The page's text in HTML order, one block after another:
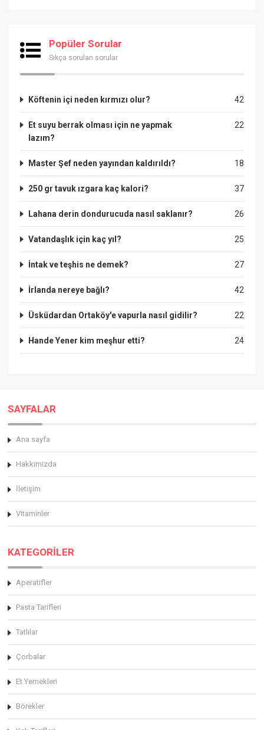
Popüler Sorular
Sıkça sorulan sorular
42
Köftenin içi neden kırmızı olur?
22
Et suyu berrak olması için ne yapmak
lazım?
18
Master Şef neden yayından kaldırıldı?
37
250 gr tavuk ızgara kaç kalori?
26
Lahana derin dondurucuda nasıl saklanır?
25
Vatandaşlık için kaç yıl?
27
İntak ve teşhis ne demek?
42
İrlanda nereye bağlı?
22
Üsküdardan Ortaköy'e vapurla nasıl gidilir?
24
Hande Yener kim meşhur etti?
SAYFALAR
Ana sayfa
Hakkimizda
İletişim
Vitaminler
KATEGORİLER
Aperatifler
Pasta Tarifleri
Tatlılar
Çorbalar
Et Yemekleri
Börekler